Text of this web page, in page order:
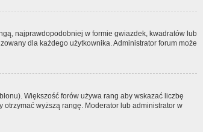
najprawdopodobniej w formie gwiazdek, kwadratów lub
dla każdego użytkownika. Administrator forum może
Większość forów używa rang aby wskazać liczbę
otrzymać wyższą rangę. Moderator lub administrator w